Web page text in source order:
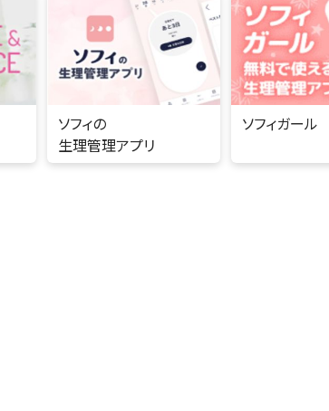
ソフィの
生理管理アプリ
ソフィガール